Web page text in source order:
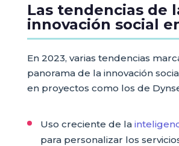
Las tendencias de
innovación social
En 2023, varias tendencias
panorama de la innovación
en proyectos como los de
Uso creciente de la
para personalizar los